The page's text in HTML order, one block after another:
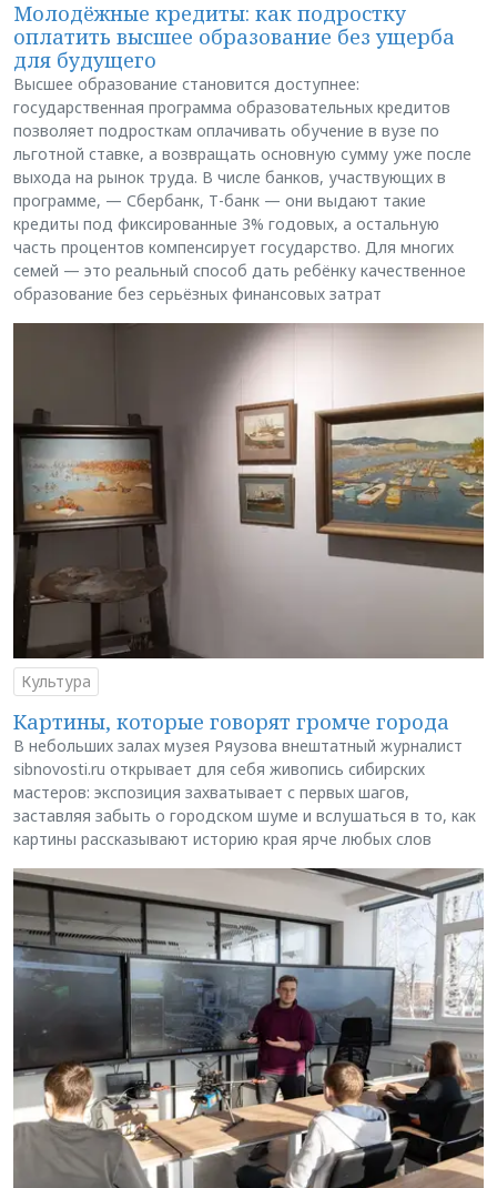
Молодёжные кредиты: как подростку
оплатить высшее образование без ущерба
для будущего
Высшее образование становится доступнее:
государственная программа образовательных кредитов
позволяет подросткам оплачивать обучение в вузе по
льготной ставке, а возвращать основную сумму уже после
выхода на рынок труда. В числе банков, участвующих в
программе, — Сбербанк, Т-банк — они выдают такие
кредиты под фиксированные 3% годовых, а остальную
часть процентов компенсирует государство. Для многих
семей — это реальный способ дать ребёнку качественное
образование без серьёзных финансовых затрат
Культура
Картины, которые говорят громче города
В небольших залах музея Ряузова внештатный журналист
sibnovosti.ru открывает для себя живопись сибирских
мастеров: экспозиция захватывает с первых шагов,
заставляя забыть о городском шуме и вслушаться в то, как
картины рассказывают историю края ярче любых слов